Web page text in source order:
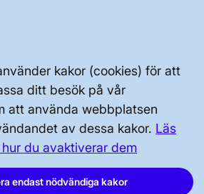
kakor (cookies) för att
ditt besök på vår
att använda webbplatsen
av dessa kakor. Läs
du avaktiverar dem
endast nödvändiga kakor
Box 1200, 172 24